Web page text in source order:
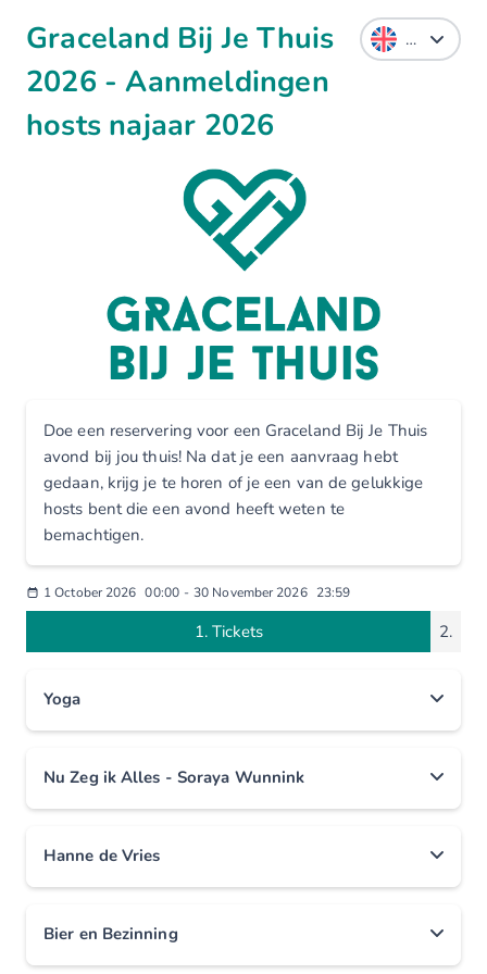
Graceland Bij Je Thuis
2026 - Aanmeldingen
hosts najaar 2026
Doe een reservering voor een Graceland Bij Je Thuis
avond bij jou thuis! Na dat je een aanvraag hebt
gedaan, krijg je te horen of je een van de gelukkige
hosts bent die een avond heeft weten te
bemachtigen.
1 October 2026 00:00 - 30 November 2026 23:59
1. Tickets 2.
Yoga
Yoga
Nu Zeg ik Alles - Soraya Wunnink
Hanne de Vries
Bier en Bezinning